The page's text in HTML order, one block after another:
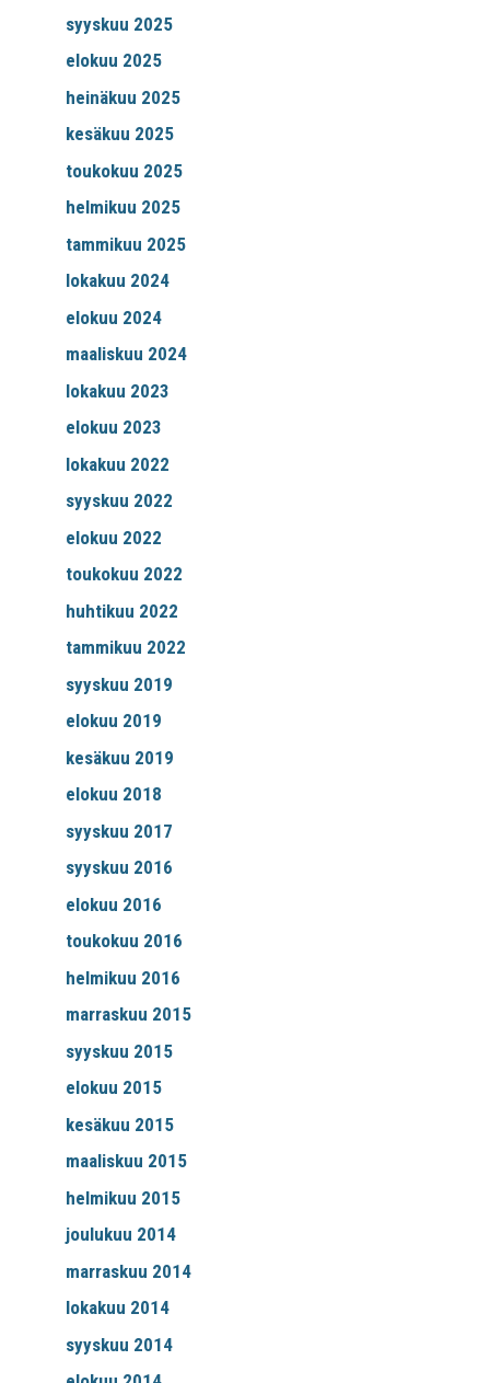
syyskuu 2025
elokuu 2025
heinäkuu 2025
kesäkuu 2025
toukokuu 2025
helmikuu 2025
tammikuu 2025
lokakuu 2024
elokuu 2024
maaliskuu 2024
lokakuu 2023
elokuu 2023
lokakuu 2022
syyskuu 2022
elokuu 2022
toukokuu 2022
huhtikuu 2022
tammikuu 2022
syyskuu 2019
elokuu 2019
kesäkuu 2019
elokuu 2018
syyskuu 2017
syyskuu 2016
elokuu 2016
toukokuu 2016
helmikuu 2016
marraskuu 2015
syyskuu 2015
elokuu 2015
kesäkuu 2015
maaliskuu 2015
helmikuu 2015
joulukuu 2014
marraskuu 2014
lokakuu 2014
syyskuu 2014